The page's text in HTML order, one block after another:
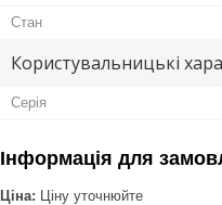
Стан
Користувальницькі
Серія
Інформація для
Ціна: Ціну уточнюйте